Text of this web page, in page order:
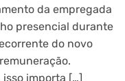
da empregada
presencial durante
do novo
isso importa […]